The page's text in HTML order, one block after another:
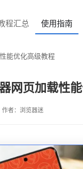
程汇总 使用指南
能优化高级教程
网页加载性
作者：浏览器迷